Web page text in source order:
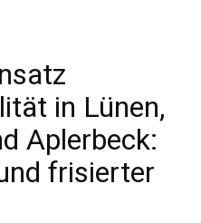
in Lünen,
Aplerbeck:
frisierter